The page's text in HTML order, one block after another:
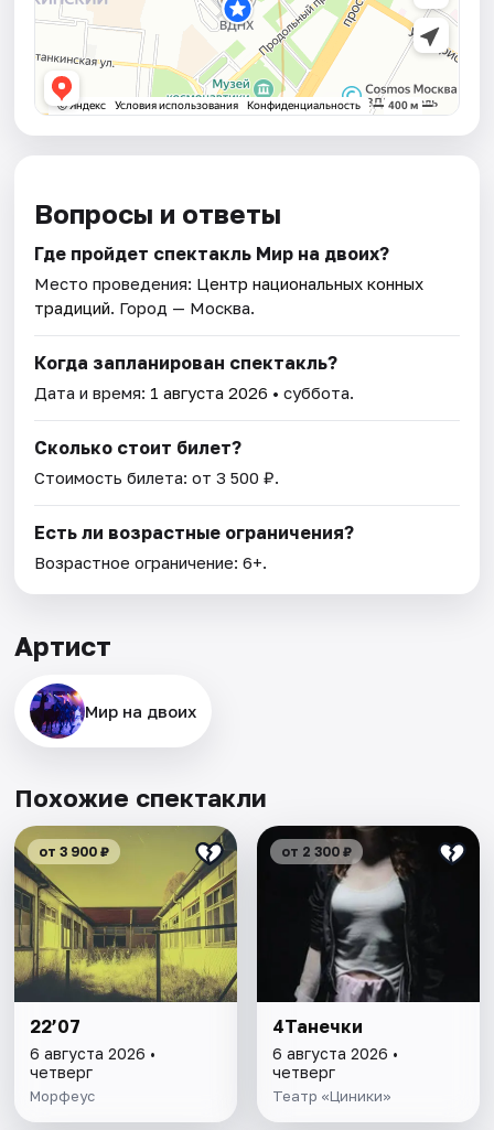
Вопросы и ответы
Где пройдет спектакль Мир на двоих?
Место проведения: Центр национальных конных
традиций. Город — Москва.
Когда запланирован спектакль?
Дата и время: 1 августа 2026 • суббота.
Сколько стоит билет?
Стоимость билета: от 3 500 ₽.
Есть ли возрастные ограничения?
Возрастное ограничение: 6+.
Артист
Мир на двоих
Похожие спектакли
от 3 900 ₽
22’07
6 августа 2026 •
четверг
Морфеус
от 2 300 ₽
4Танечки
6 августа 2026 •
четверг
Театр «Циники»